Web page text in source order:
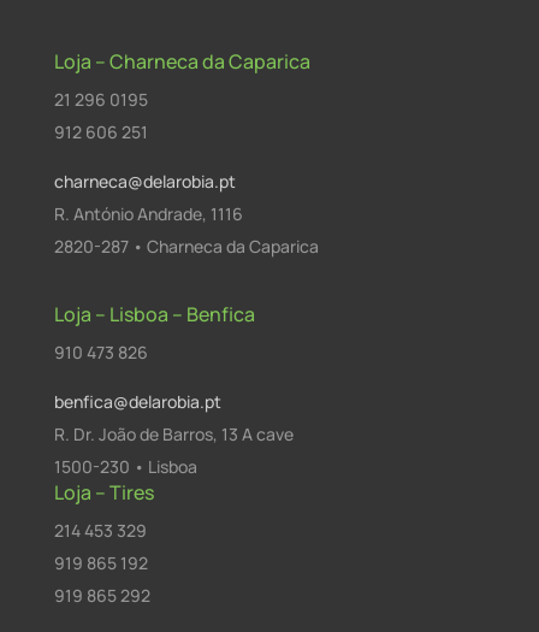
Loja – Charneca da Caparica
21 296 0195
912 606 251
charneca@delarobia.pt
R. António Andrade, 1116
2820-287 • Charneca da Caparica
Loja – Lisboa – Benfica
910 473 826
benfica@delarobia.pt
R. Dr. João de Barros, 13 A cave
1500-230 • Lisboa
Loja – Tires
214 453 329
919 865 192
919 865 292